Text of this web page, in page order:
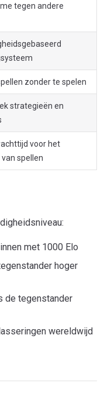
tegen andere
zonder te spelen
strategieën en
voor het
spellen
met 1000 Elo
hoger
de tegenstander
wereldwijd